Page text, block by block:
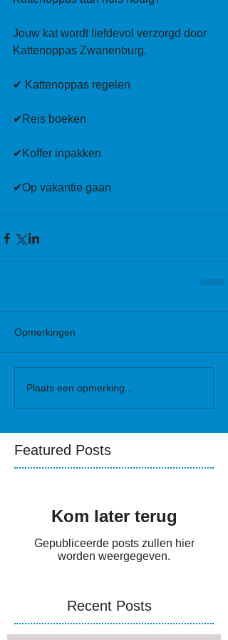
Jouw kat wordt liefdevol verzorgd door
Kattenoppas Zwanenburg.
✔ Kattenoppas regelen
✔Reis boeken
✔Koffer inpakken
✔Op vakantie gaan
Opmerkingen
Plaats een opmerking...
Featured Posts
Kom later terug
Gepubliceerde posts zullen hier
worden weergegeven.
Recent Posts